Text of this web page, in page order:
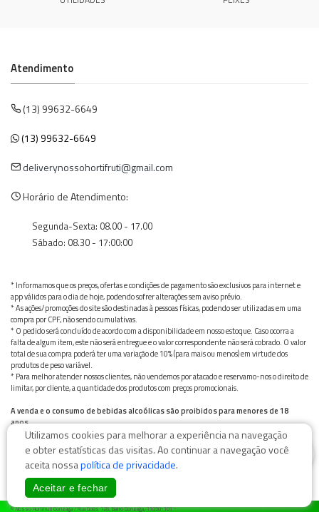
Atendimento
(13) 99632-6649
(13) 99632-6649
deliverynossohortifruti@gmail.com
Horário de Atendimento:
Segunda-Sexta: 08.00 - 17.00
Sábado: 08.30 - 17:00:00
* Informamos que os preços, ofertas e condições de pagamento são exclusivos para internet e
app válidos para o dia de hoje, podendo sofrer alterações sem aviso prévio.
* As ações/promoções do site são destinadas à pessoas físicas, podendo ser utilizadas em uma
compra por CPF, não sendo cumulativas.
* O pedido será concluído de acordo com a disponibilidade em nosso estoque. Caso ocorra a
falta de algum item, este não será entregue e o valor correspondente não será cobrado. O valor
total de sua compra poderá ter uma variação de 10% (para mais ou menos) em virtude dos
produtos de peso variável.
* Para melhor atender nossos clientes, não vendemos por atacado e reservamo-nos o direito de
limitar, por cliente, a quantidade dos produtos com preços promocionais.
A venda e o consumo de bebidas alcoólicas são proibidos para menores de 18
anos.
Bebida alcoólica pode causar dependência química e, em excesso, provoca graves males à saúde.
Beba com moderação
© Nosso Hortifruti Gonzaga / Rua Goiás 128, Bairro Gonzaga, 11050-101 -
Utilizamos cookies para melhorar a experiência na navegação
e obter estatísticas das visitas. Ao continuar a navegação você
aceita nossapolítica de privacidade.
Aceitar e fechar